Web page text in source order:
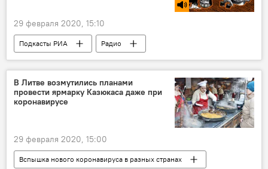
29 февраля 2020, 15:10
Подкасты РИА Радио
В Литве возмутились планами
провести ярмарку Казюкаса даже при
коронавирусе
29 февраля 2020, 15:00
Вспышка нового коронавируса в разных странах